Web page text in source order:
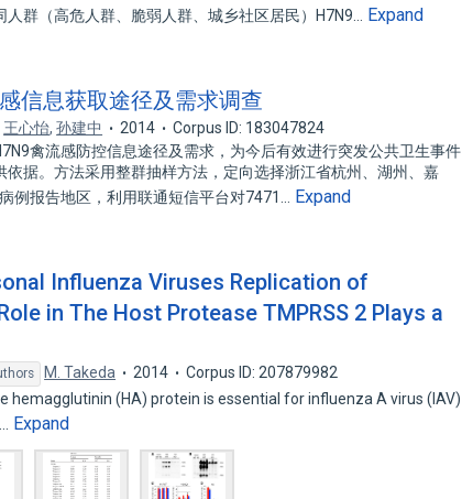
群（高危人群、脆弱人群、城乡社区居民）H7N9…
Expand
信息获取途径及需求调查
王心怡,孙建中 2014
Corpus ID: 183047824
禽流感防控信息途径及需求，为今后有效进行突发公共卫生事件
依据。方法采用整群抽样方法，定向选择浙江省杭州、湖州、嘉
例报告地区，利用联通短信平台对7471…
Expand
Influenza Viruses Replication of
in The Host Protease TMPRSS 2 Plays a
M. Takeda 2014
Corpus ID: 207879982
hemagglutinin (HA) protein is essential for influenza A virus (IAV)
Expand